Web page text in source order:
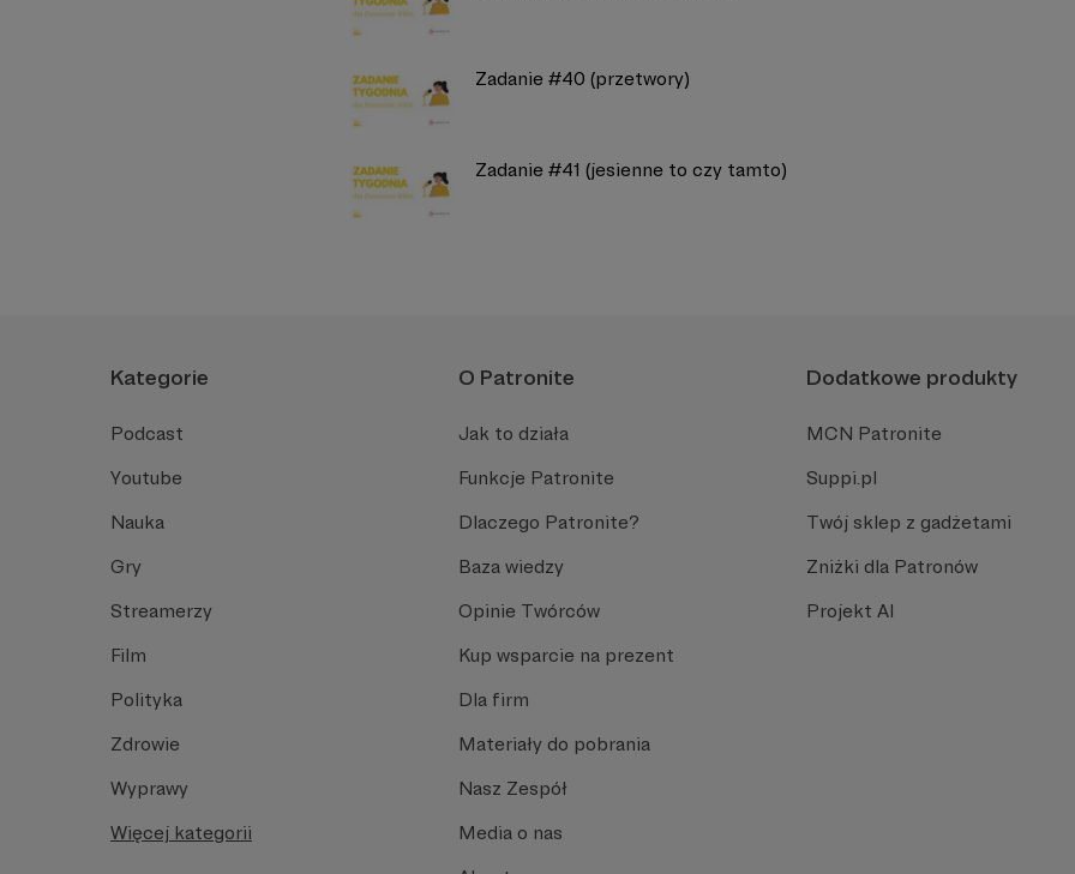
Zadanie #40 (przetwory)
Zadanie #41 (jesienne to czy tamto)
Kategorie
Podcast
Youtube
Nauka
Gry
Streamerzy
Film
Polityka
Zdrowie
Wyprawy
Więcej kategorii
O Patronite
Jak to działa
Funkcje Patronite
Dlaczego Patronite?
Baza wiedzy
Opinie Twórców
Kup wsparcie na prezent
Dla firm
Materiały do pobrania
Nasz Zespół
Media o nas
Dodatkowe produkty
MCN Patronite
Suppi.pl
Twój sklep z gadżetami
Zniżki dla Patronów
Projekt AI